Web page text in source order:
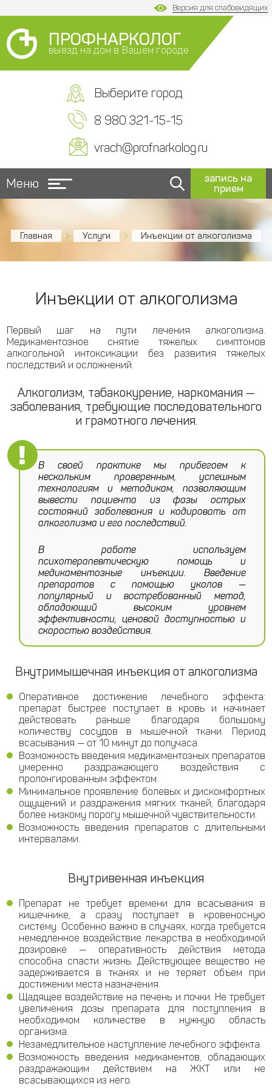
Версия для слабовидящих
ПРОФНАРКОЛОГ
выезд на дом в Вашем городе
Выберите город
8 980 321-15-15
vrach@profnarkolog.ru
Меню
запись на
прием
Главная Услуги Инъекции от алкоголизма
Инъекции от алкоголизма
Первый шаг на пути лечения алкоголизма.
Медикаментозное снятие тяжелых симптомов
алкогольной интоксикации без развития тяжелых
последствий и осложнений.
Алкоголизм, табакокурение, наркомания —
заболевания, требующие последовательного
и грамотного лечения.
В своей практике мы прибегаем к
нескольким проверенным, успешным
технологиям и методикам, позволяющим
вывести пациента из фазы острых
состояний заболевания и кодировать от
алкоголизма и его последствий.
В работе используем
психотерапевтическую помощь и
медикаментозные инъекции. Введение
препаратов с помощью уколов —
популярный и востребованный метод,
обладающий высоким уровнем
эффективности, ценовой доступностью и
скоростью воздействия.
Внутримышечная инъекция от алкоголизма
Оперативное достижение лечебного эффекта:
препарат быстрее поступает в кровь и начинает
действовать раньше благодаря большому
количеству сосудов в мышечной ткани. Период
всасывания — от 10 минут до получаса.
Возможность введения медикаментозных препаратов
умеренно раздражающего воздействия с
пролонгированным эффектом.
Минимальное проявление болевых и дискомфортных
ощущений и раздражения мягких тканей, благодаря
более низкому порогу мышечной чувствительности.
Возможность введения препаратов с длительными
интервалами.
Внутривенная инъекция
Препарат не требует времени для всасывания в
кишечнике, а сразу поступает в кровеносную
систему. Особенно важно в случаях, когда требуется
немедленное воздействие лекарства в необходимой
дозировке — оперативность действия метода
способна спасти жизнь. Действующее вещество не
задерживается в тканях и не теряет объем при
достижении места назначения.
Щадящее воздействие на печень и почки. Не требует
увеличения дозы препарата для поступления в
необходимом количестве в нужную область
организма.
Незамедлительное наступление лечебного эффекта.
Возможность введения медикаментов, обладающих
раздражающим действием на ЖКТ или не
всасывающихся из него.